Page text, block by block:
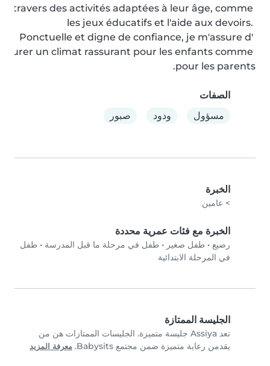
travers des activités adaptées à leur âge, comme
les jeux éducatifs et l'aide aux devoirs.
Ponctuelle et digne de confiance, je m'assure d'
urer un climat rassurant pour les enfants comme
pour les parents.
الصفات
مسؤول
ودود صبور
الخبرة
> عامين
الخبرة مع فئات عمرية محددة
رضيع • طفل صغير • طفل في مرحلة ما قبل المدرسة • طفل
في المرحلة الابتدائية
الجليسة الممتازة
تعد Assiya جليسة متميزة. الجليسات الممتازات هن من
يقدمن رعاية متميزة ضمن مجتمع Babysits.
معرفة المزيد